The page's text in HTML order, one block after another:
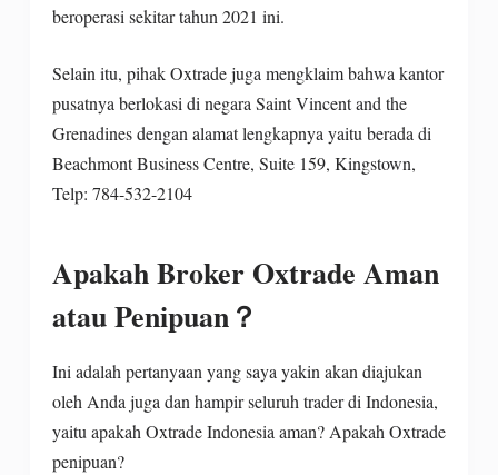
beroperasi sekitar tahun 2021 ini.
Selain itu, pihak Oxtrade juga mengklaim bahwa kantor
pusatnya berlokasi di negara Saint Vincent and the
Grenadines dengan alamat lengkapnya yaitu berada di
Beachmont Business Centre, Suite 159, Kingstown,
Telp: 784-532-2104
Apakah Broker Oxtrade Aman
atau Penipuan？
Ini adalah pertanyaan yang saya yakin akan diajukan
oleh Anda juga dan hampir seluruh trader di Indonesia,
yaitu apakah Oxtrade Indonesia aman? Apakah Oxtrade
penipuan?